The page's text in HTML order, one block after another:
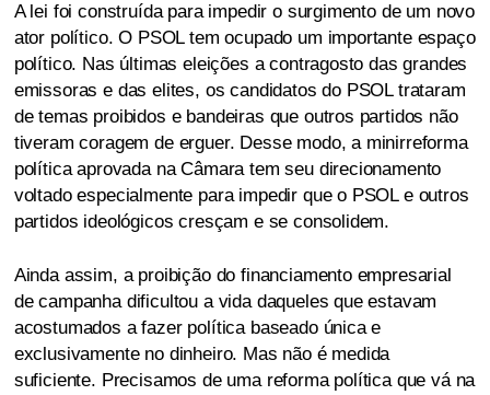
A lei foi construída para impedir o surgimento de um novo
ator político. O PSOL tem ocupado um importante espaço
político. Nas últimas eleições a contragosto das grandes
emissoras e das elites, os candidatos do PSOL trataram
de temas proibidos e bandeiras que outros partidos não
tiveram coragem de erguer. Desse modo, a minirreforma
política aprovada na Câmara tem seu direcionamento
voltado especialmente para impedir que o PSOL e outros
partidos ideológicos cresçam e se consolidem.
Ainda assim, a proibição do financiamento empresarial
de campanha dificultou a vida daqueles que estavam
acostumados a fazer política baseado única e
exclusivamente no dinheiro. Mas não é medida
suficiente. Precisamos de uma reforma política que vá na